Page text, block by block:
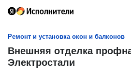
Ремонт и установка окон и балконов
Внешняя отделка
Электростали